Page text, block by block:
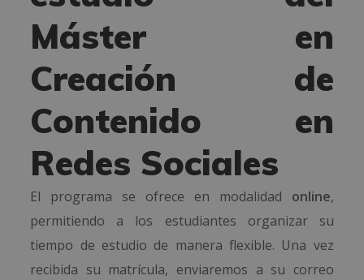
Máster en
Creación de
Contenido en
Redes Sociales
El programa se ofrece en modalidad online,
permitiendo a los estudiantes organizar su
tiempo de estudio de manera flexible. Una vez
recibida su matrícula, enviaremos a su correo